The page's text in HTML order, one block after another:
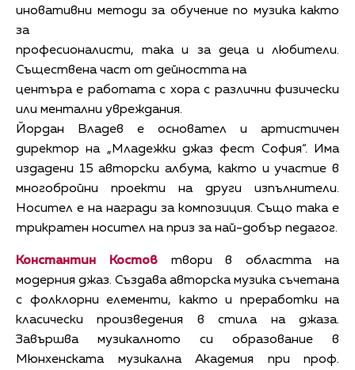
иновативни методи за обучение по музика както
за
професионалисти, така и за деца и любители.
Съществена част от дейността на
центъра е работата с хора с различни физически
или ментални увреждания.
Йордан Владев е основател и артистичен
директор на „Младежки джаз фест София“. Има
издадени 15 авторски албума, както и участие в
многобройни проекти на други изпълнители.
Носител е на награди за композиция. Също така е
трикратен носител на приз за най-добър педагог.
Константин Костовтвори в областта на
модерния джаз. Създава авторска музика съчетана
с фолклорни елементи, както и преработки на
класически произведения в стила на джаза.
Завършва музикалното си образование в
Мюнхенската музикална Академия при проф.